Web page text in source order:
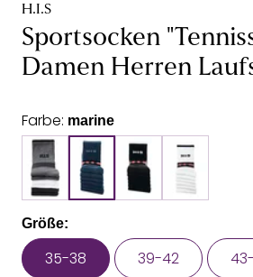
H.I.S
Sportsocken
Damen Herren
Farbe: marine
Größe:
35-38 39-42